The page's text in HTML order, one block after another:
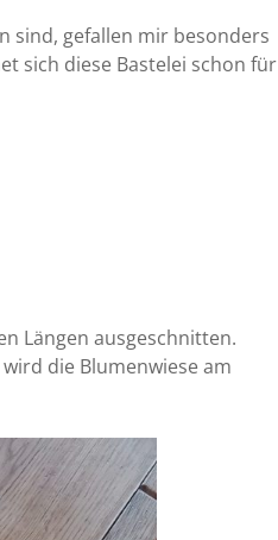
sind, gefallen mir besonders
sich diese Bastelei schon für
Längen ausgeschnitten.
die Blumenwiese am